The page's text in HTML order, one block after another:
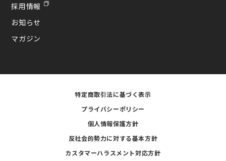
採用情報
お知らせ
マガジン
特定商取引法に基づく表示
プライバシーポリシー
個人情報保護方針
反社会的勢力に対する基本方針
カスタマーハラスメント対応方針